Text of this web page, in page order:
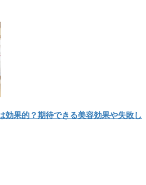
効果的？期待できる美容効果や失敗し